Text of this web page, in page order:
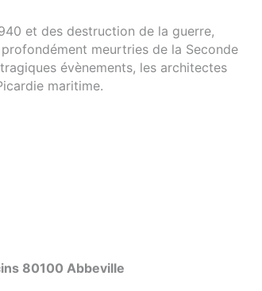
et des destruction de la guerre,
meurtries de la Seconde
évènements, les architectes
maritime.
80100 Abbeville